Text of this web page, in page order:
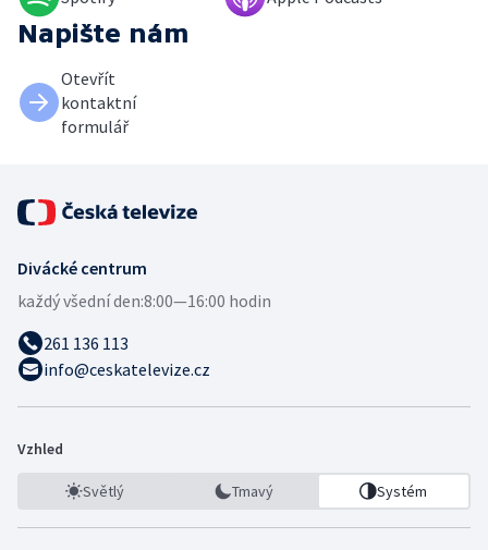
Napište nám
Otevřít
kontaktní
formulář
Divácké centrum
každý všední den:8:00—16:00 hodin
261 136 113
info@ceskatelevize.cz
Vzhled
Světlý Tmavý Systém